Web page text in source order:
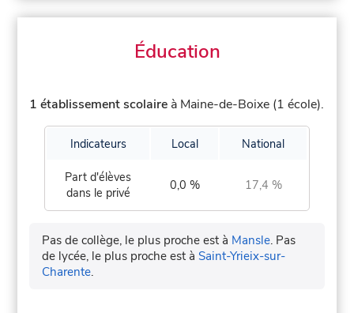
Éducation
1 établissement scolaire à Maine-de-Boixe (1 école).
Indicateurs Local National
Part d'élèves
dans le privé
0,0 % 17,4 %
Pas de collège, le plus proche est à Mansle. Pas
de lycée, le plus proche est àSaint-Yrieix-sur-
Charente.